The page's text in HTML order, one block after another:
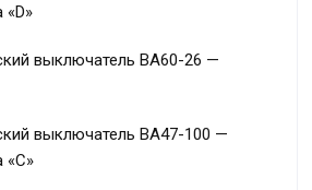
«D»
выключатель ВА60-26 —
выключатель ВА47-100 —
«C»